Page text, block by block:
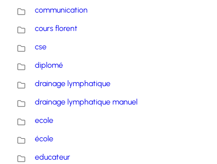
communication
cours florent
cse
diplomé
drainage lymphatique
drainage lymphatique manuel
ecole
école
educateur